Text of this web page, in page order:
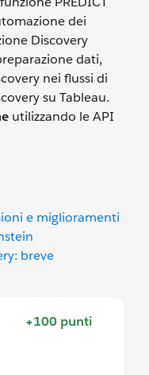
dei
Discovery
dati,
nei flussi di
su Tableau.
utilizzando le API
e miglioramenti
breve